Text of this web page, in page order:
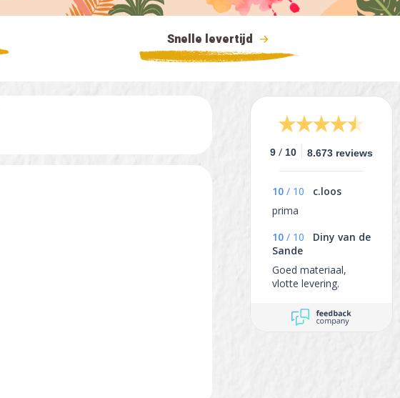
Snelle levertijd
9 / 10 8.673 reviews
10 / 10
c.loos
prima
10 / 10
Diny van de
Sande
Goed materiaal,
vlotte levering.